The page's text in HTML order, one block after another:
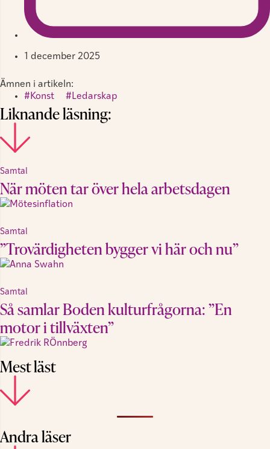
1 december 2025
Ämnen i artikeln:
Konst
, Ledarskap
Liknande läsning:
Samtal
När möten tar över hela arbetsdagen
Samtal
”Trovärdigheten bygger vi här och nu”
Samtal
Så samlar Boden kulturfrågorna: ”En
motor i tillväxten”
Mest läst
Andra läser